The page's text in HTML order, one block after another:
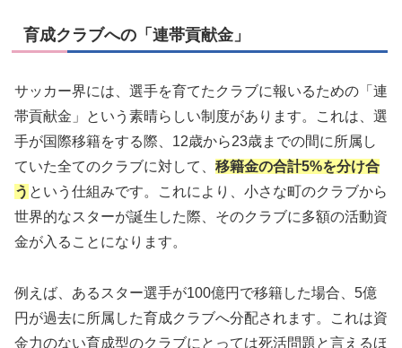
育成クラブへの「連帯貢献金」
サッカー界には、選手を育てたクラブに報いるための「連
帯貢献金」という素晴らしい制度があります。これは、選
手が国際移籍をする際、12歳から23歳までの間に所属し
ていた全てのクラブに対して、 移籍金の合計5%を分け合
う という仕組みです。これにより、小さな町のクラブから
世界的なスターが誕生した際、そのクラブに多額の活動資
金が入ることになります。
例えば、あるスター選手が100億円で移籍した場合、5億
円が過去に所属した育成クラブへ分配されます。これは資
金力のない育成型のクラブにとっては死活問題と言えるほ